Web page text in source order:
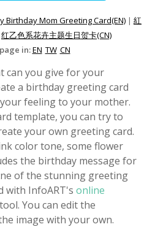
Birthday Mom Greeting Card(EN) | 紅
红乙色系花卉主题生日贺卡(CN)
in:EN TW CN
can you give for your
a birthday greeting card
feeling to your mother.
template, you can try to
your own greeting card.
color tone, some flower
the birthday message for
of the stunning greeting
with InfoART's online
tool. You can edit the
image with your own.